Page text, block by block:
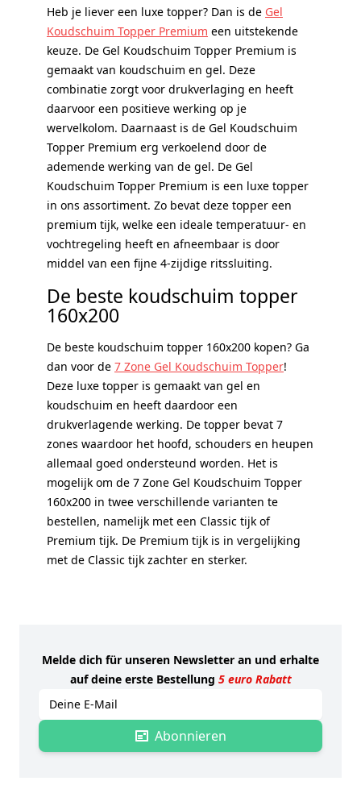
Heb je liever een luxe topper? Dan is de Gel
Koudschuim Topper Premium een uitstekende
keuze. De Gel Koudschuim Topper Premium is
gemaakt van koudschuim en gel. Deze
combinatie zorgt voor drukverlaging en heeft
daarvoor een positieve werking op je
wervelkolom. Daarnaast is de Gel Koudschuim
Topper Premium erg verkoelend door de
ademende werking van de gel. De Gel
Koudschuim Topper Premium is een luxe topper
in ons assortiment. Zo bevat deze topper een
premium tijk, welke een ideale temperatuur- en
vochtregeling heeft en afneembaar is door
middel van een fijne 4-zijdige ritssluiting.
De beste koudschuim topper
160x200
De beste koudschuim topper 160x200 kopen? Ga
dan voor de 7 Zone Gel Koudschuim Topper!
Deze luxe topper is gemaakt van gel en
koudschuim en heeft daardoor een
drukverlagende werking. De topper bevat 7
zones waardoor het hoofd, schouders en heupen
allemaal goed ondersteund worden. Het is
mogelijk om de 7 Zone Gel Koudschuim Topper
160x200 in twee verschillende varianten te
bestellen, namelijk met een Classic tijk of
Premium tijk. De Premium tijk is in vergelijking
met de Classic tijk zachter en sterker.
Melde dich für unseren Newsletter an und erhalte
auf deine erste Bestellung 5 euro Rabatt
E-mailadres
Abonnieren